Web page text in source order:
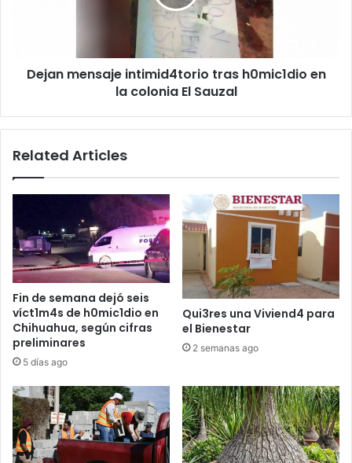
Sauzal
Dejan mensaje intimid4torio tras h0mic1dio en
la colonia El Sauzal
Related Articles
Fin de semana dejó seis
víct1m4s de h0mic1dio en
Chihuahua, según cifras
preliminares
5 días ago
Qui3res una Viviend4 para
el Bienestar
2 semanas ago